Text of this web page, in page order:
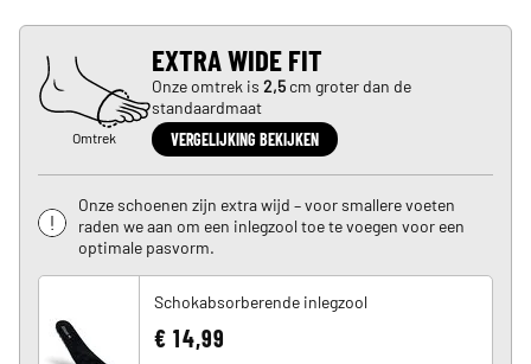
Omtrek
EXTRA WIDE FIT
Onze omtrek is 2,5cm groter dan de
standaardmaat
VERGELIJKING BEKIJKEN
Onze schoenen zijn extra wijd – voor smallere voeten
raden we aan om een inlegzool toe te voegen voor een
optimale pasvorm.
Schokabsorberende inlegzool
€ 14,99